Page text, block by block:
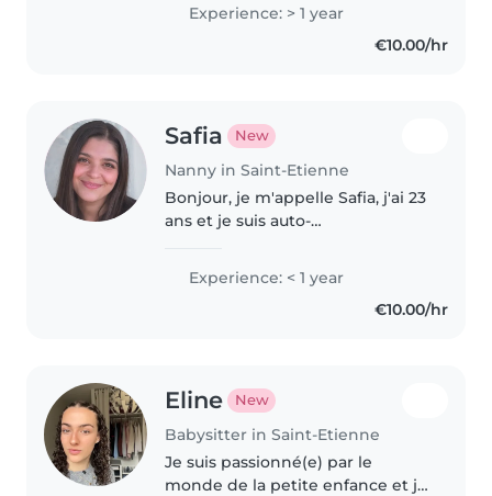
Experience: > 1 year
€10.00/hr
Safia New
Nanny in Saint-Etienne
Bonjour, je m'appelle Safia, j'ai 23
ans et je suis auto-
des services à la personne. Je
propose des services de garde
d'enfants à domicile, que ce soit..
Experience: < 1 year
€10.00/hr
Eline New
Babysitter in Saint-Etienne
Je suis passionné(e) par le
monde de la petite enfance et je